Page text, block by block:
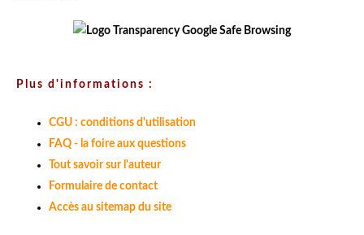
Plus d'informations :
CGU : conditions d'utilisation
FAQ - la foire aux questions
Tout savoir sur l'auteur
Formulaire de contact
Accès au sitemap du site